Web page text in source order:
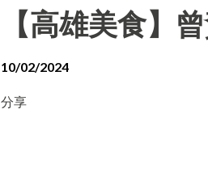
【高雄美食】
10/02/2024
分享